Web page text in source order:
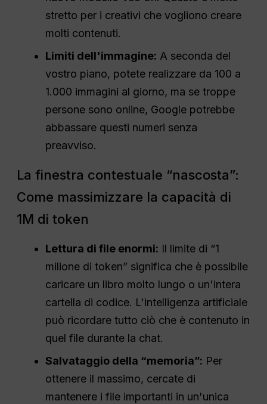
stretto per i creativi che vogliono creare
molti contenuti.
Limiti dell'immagine: A seconda del
vostro piano, potete realizzare da 100 a
1.000 immagini al giorno, ma se troppe
persone sono online, Google potrebbe
abbassare questi numeri senza
preavviso.
La finestra contestuale “nascosta”:
Come massimizzare la capacità di
1M di token
Lettura di file enormi: Il limite di “1
milione di token” significa che è possibile
caricare un libro molto lungo o un'intera
cartella di codice. L'intelligenza artificiale
può ricordare tutto ciò che è contenuto in
quel file durante la chat.
Salvataggio della “memoria”: Per
ottenere il massimo, cercate di
mantenere i file importanti in un'unica